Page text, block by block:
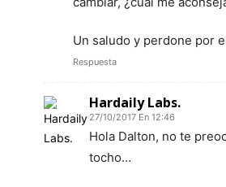
Un saludo y perdone por
Respuesta
Hardaily Labs.
27/10/2017 En 12:46
Hola Dalton, no te
tocho…